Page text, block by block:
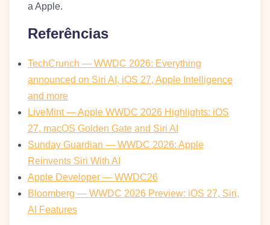
a Apple.
Referências
TechCrunch — WWDC 2026: Everything
announced on Siri AI, iOS 27, Apple Intelligence
and more
LiveMint — Apple WWDC 2026 Highlights: iOS
27, macOS Golden Gate and Siri AI
Sunday Guardian — WWDC 2026: Apple
Reinvents Siri With AI
Apple Developer — WWDC26
Bloomberg — WWDC 2026 Preview: iOS 27, Siri,
AI Features